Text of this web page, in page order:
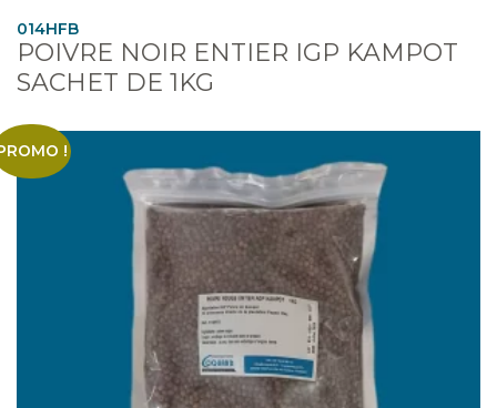
014HFB
POIVRE NOIR ENTIER IGP KAMPOT
SACHET DE 1KG
!